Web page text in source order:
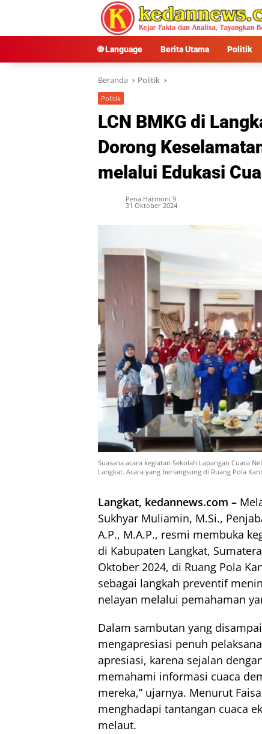
🌐 Language Berita Utama Politik
Beranda Politik
Politik
LCN BMKG di
Dorong
melalui Edukasi
Pena Harmoni 9
31 Oktober 2024
Suasana acara kegiatan Sekolah Lapangan Cuaca
Langkat. Acara yang berlangsung di Ruang Pola
Langkat, kedannews.com –
Sukhyar Muliamin, M.Si.,
A.P., M.A.P., resmi membuka
di Kabupaten Langkat,
Oktober 2024, di Ruang Pola
sebagai langkah preventif
nelayan melalui pemahaman
Dalam sambutan yang
mengapresiasi penuh
apresiasi, karena sejalan
memahami informasi cuaca
mereka,” ujarnya. Menurut
menghadapi tantangan cuaca
melaut.